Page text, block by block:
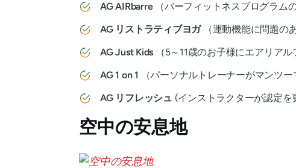
AG AIRbarre（バーフィットネスプログラムの
AG リストラティブヨガ（運動機能に問題の
AG Just Kids （5～11歳のお子様にエアリア
AG 1 on 1
（パーソナルトレーナーがマンツ
AG リフレッシュ (インストラクターが認定
空中の安息地